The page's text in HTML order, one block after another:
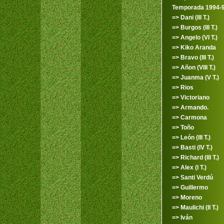
Temporada 1994-
=> Dani (III T.)
=> Burgos (III T.)
=> Angelo (VI T.)
=> Kiko Aranda
=> Bravo (III T.)
=> Añon (VIII T.)
=> Juanma (V T.)
=> Rios
=> Victoriano
=> Armando.
=> Carmona
=> Toño
=> León (III T.)
=> Basti (IV T.)
=> Richard (III T.)
=> Alex (I T.)
=> Santi Verdú
=> Guillermo
=> Moreno
=> Maulichi (II T.)
=> Iván